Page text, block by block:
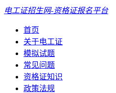
电工证招生网-资格证报名平台
首页
关于电工证
模拟试题
常见问题
资格证知识
政策法规